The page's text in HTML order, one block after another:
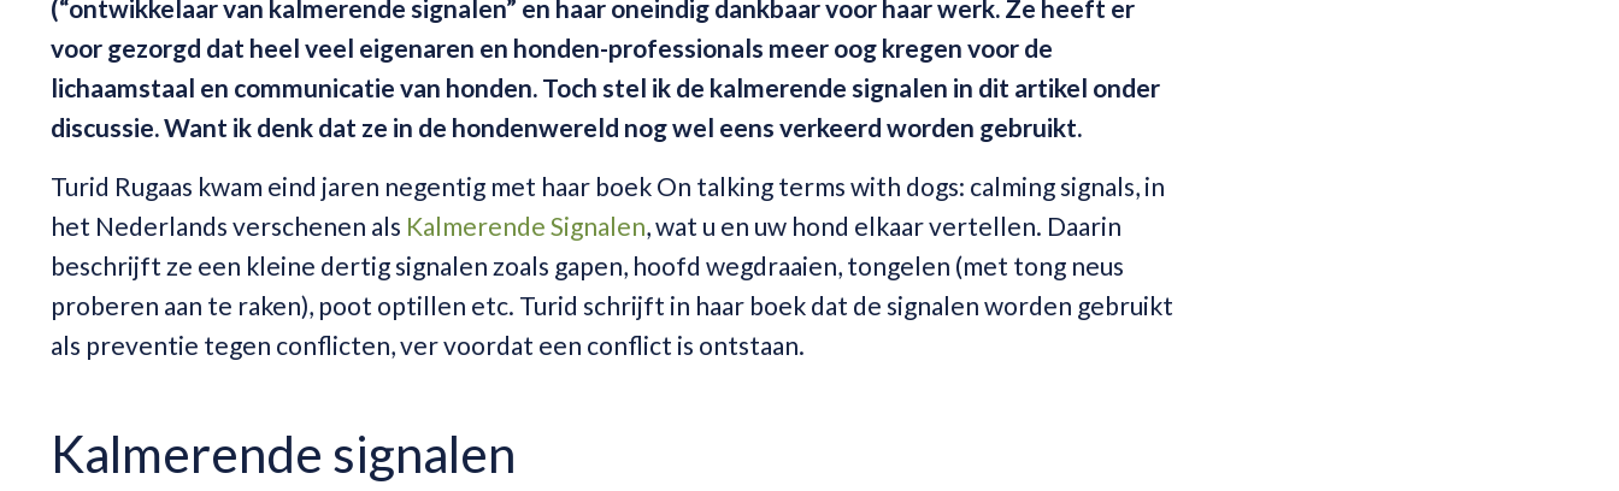
(“ontwikkelaar van kalmerende signalen” en haar oneindig dankbaar voor haar werk. Ze heeft er
voor gezorgd dat heel veel eigenaren en honden-professionals meer oog kregen voor de
lichaamstaal en communicatie van honden. Toch stel ik de kalmerende signalen in dit artikel onder
discussie. Want ik denk dat ze in de hondenwereld nog wel eens verkeerd worden gebruikt.
Turid Rugaas kwam eind jaren negentig met haar boek On talking terms with dogs: calming signals, in
het Nederlands verschenen als Kalmerende Signalen, wat u en uw hond elkaar vertellen. Daarin
beschrijft ze een kleine dertig signalen zoals gapen, hoofd wegdraaien, tongelen (met tong neus
proberen aan te raken), poot optillen etc. Turid schrijft in haar boek dat de signalen worden gebruikt
als preventie tegen conflicten, ver voordat een conflict is ontstaan.
Kalmerende signalen